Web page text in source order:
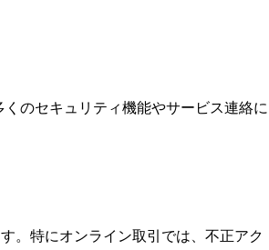
のセキュリティ機能やサービス連絡に
。特にオンライン取引では、不正アク